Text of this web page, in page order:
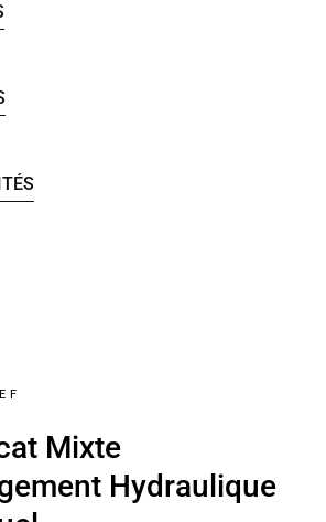
Mixte
Hydraulique